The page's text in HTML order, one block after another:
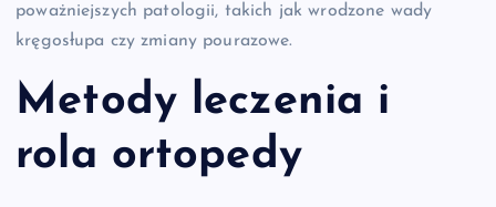
poważniejszych patologii, takich jak wrodzone wady
kręgosłupa czy zmiany pourazowe.
Metody leczenia i
rola ortopedy